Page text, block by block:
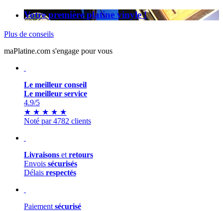
Votre première platine vinyle !
Plus de conseils
maPlatine.com s'engage pour vous
Le meilleur conseil
Le meilleur service
4.9/5
★ ★ ★ ★ ★
Noté par 4782 clients
Livraisons et retours
Envois sécurisés
Délais respectés
Paiement sécurisé